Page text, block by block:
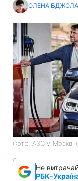
ОЛЕНА БДЖОЛА
Фото: АЗС у Москві
Не
РБК-